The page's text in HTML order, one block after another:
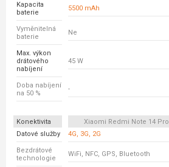
Kapacita
baterie
5500 mAh
Vyměnitelná
baterie
Ne
Max. výkon
drátového
nabíjení
45 W
Doba nabíjení
na 50 %
-
Konektivita Xiaomi Redmi Note 14 Pro
Datové služby
4G, 3G, 2G
Bezdrátové
technologie
WiFi, NFC, GPS, Bluetooth